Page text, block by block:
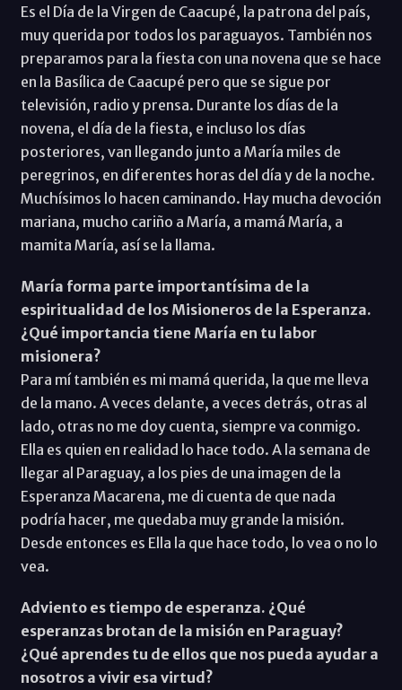
Es el Día de la Virgen de Caacupé, la patrona del país,
muy querida por todos los paraguayos. También nos
preparamos para la fiesta con una novena que se hace
en la Basílica de Caacupé pero que se sigue por
televisión, radio y prensa. Durante los días de la
novena, el día de la fiesta, e incluso los días
posteriores, van llegando junto a María miles de
peregrinos, en diferentes horas del día y de la noche.
Muchísimos lo hacen caminando. Hay mucha devoción
mariana, mucho cariño a María, a mamá María, a
mamita María, así se la llama.
María forma parte importantísima de la
espiritualidad de los Misioneros de la Esperanza.
¿Qué importancia tiene María en tu labor
misionera?
Para mí también es mi mamá querida, la que me lleva
de la mano. A veces delante, a veces detrás, otras al
lado, otras no me doy cuenta, siempre va conmigo.
Ella es quien en realidad lo hace todo. A la semana de
llegar al Paraguay, a los pies de una imagen de la
Esperanza Macarena, me di cuenta de que nada
podría hacer, me quedaba muy grande la misión.
Desde entonces es Ella la que hace todo, lo vea o no lo
vea.
Adviento es tiempo de esperanza. ¿Qué
esperanzas brotan de la misión en Paraguay?
¿Qué aprendes tu de ellos que nos pueda ayudar a
nosotros a vivir esa virtud?